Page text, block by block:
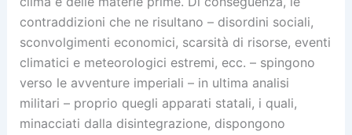
contraddizioni che ne risultano – disordini sociali,
sconvolgimenti economici, scarsità di risorse, eventi
climatici e meteorologici estremi, ecc. – spingono
verso le avventure imperiali – in ultima analisi
militari – proprio quegli apparati statali, i quali,
minacciati dalla disintegrazione, dispongono